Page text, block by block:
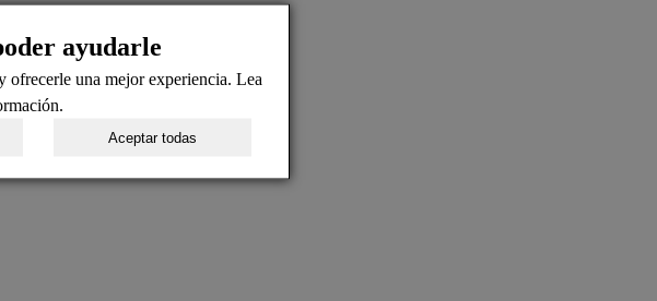
ayudarle
ofrecerle una mejor experiencia. Lea
Aceptar todas